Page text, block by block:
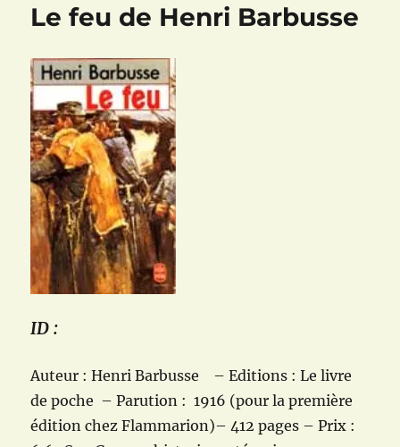
lecture
Le feu de Henri Barbusse
ID :
Auteur : Henri Barbusse – Editions : Le livre
de poche – Parution : 1916 (pour la première
édition chez Flammarion)– 412 pages – Prix :